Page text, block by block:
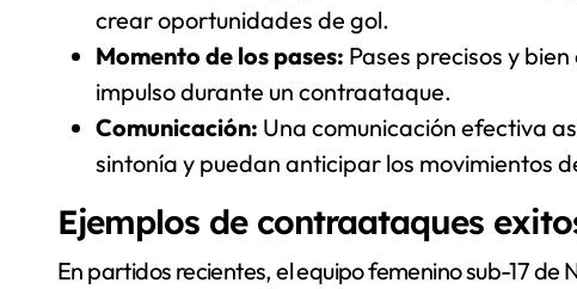
crear oportunidades de gol.
Momento de los pases: Pases precisos y
impulso durante un contraataque.
Comunicación: Una comunicación efectiva
sintonía y puedan anticipar los movimientos
Ejemplos de contraataques
En partidos recientes, el equipo femenino sub-17